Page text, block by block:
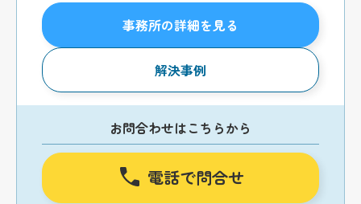
事務所の詳細を見る
解決事例
お問合わせはこちらから
電話で問合せ